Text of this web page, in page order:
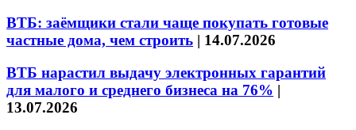
ВТБ: заёмщики стали чаще покупать готовые
частные дома, чем строить | 14.07.2026
ВТБ нарастил выдачу электронных гарантий
для малого и среднего бизнеса на 76% |
13.07.2026